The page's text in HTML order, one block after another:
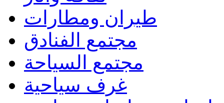
طيران ومطارات
مجتمع الفنادق
مجتمع السياحة
غرف سياحية